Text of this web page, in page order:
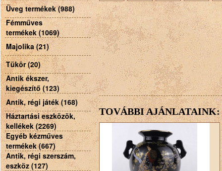
Üveg termékek (988)
Fémműves
termékek (1069)
Majolika (21)
Tükör (20)
Antik ékszer,
kiegészítő (123)
Antik, régi játék (168)
Háztartási eszközök,
kellékek (2269)
Egyéb kézműves
termékek (667)
Antik, régi szerszám,
eszköz (127)
TOVÁBBI AJÁNLATAINK: